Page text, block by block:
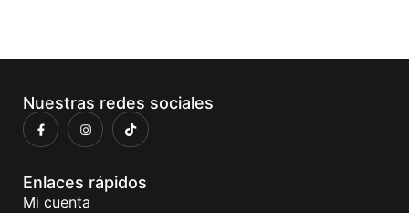
Nuestras redes sociales
Enlaces rápidos
Mi cuenta